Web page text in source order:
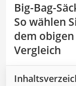
Big-Bag-
So wählen
dem obigen
Vergleich